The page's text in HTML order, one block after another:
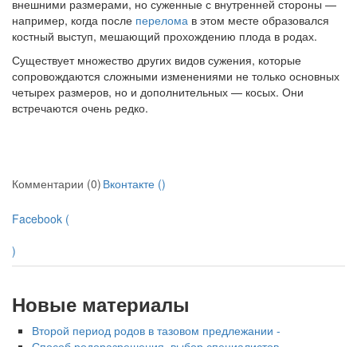
внешними размерами, но суженные с внутренней сто­роны —
например, когда после перелома в этом месте об­разовался
костный выступ, мешающий прохождению плода в родах.
Существует множество других видов сужения, кото­рые
сопровождаются сложными изменениями не только основных
четырех размеров, но и дополнительных — ко­сых. Они
встречаются очень редко.
Комментарии (0) Вконтакте ()
Facebook (
)
Новые материалы
Второй период родов в тазовом предлежании -